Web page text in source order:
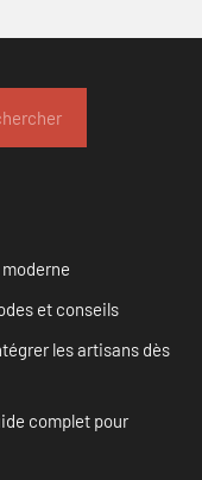
et conseils
les artisans dès
complet pour